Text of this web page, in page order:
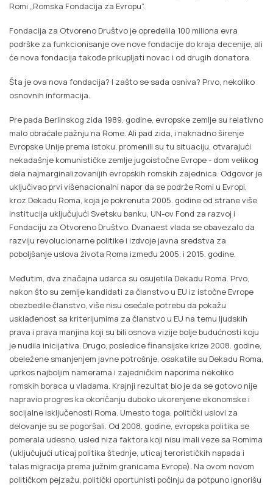
Romi „Romska Fondacija za Evropu”.
Fondacija za Otvoreno Društvo je opredelila 100 miliona evra
podrške za funkcionisanje ove nove fondacije do kraja decenije, ali
će nova fondacija takođe prikupljati novac i od drugih donatora.
Šta je ova nova fondacija? I zašto se sada osniva? Prvo, nekoliko
osnovnih informacija.
Pre pada Berlinskog zida 1989. godine, evropske zemlje su relativno
malo obraćale pažnju na Rome. Ali pad zida, i naknadno širenje
Evropske Unije prema istoku, promenili su tu situaciju, otvarajući
nekadašnje komunističke zemlje jugoistočne Evrope - dom velikog
dela najmarginalizovanijih evropskih romskih zajednica. Odgovor je
uključivao prvi višenacionalni napor da se podrže Romi u Evropi,
kroz Dekadu Roma, koja je pokrenuta 2005. godine od strane više
institucija uključujući Svetsku banku, UN-ov Fond za razvoj i
Fondaciju za Otvoreno Društvo. Dvanaest vlada se obavezalo da
razviju revolucionarne politike i izdvoje javna sredstva za
poboljšanje uslova života Roma između 2005. i 2015. godine.
Međutim, dva značajna udarca su osujetila Dekadu Roma. Prvo,
nakon što su zemlje kandidati za članstvo u EU iz istočne Evrope
obezbedile članstvo, više nisu osećale potrebu da pokažu
usklađenost sa kriterijumima za članstvo u EU na temu ljudskih
prava i prava manjina koji su bili osnova vizije bolje budućnosti koju
je nudila inicijativa. Drugo, posledice finansijske krize 2008. godine,
obeležene smanjenjem javne potrošnje, osakatile su Dekadu Roma,
uprkos najboljim namerama i zajedničkim naporima nekoliko
romskih boraca u vladama. Krajnji rezultat bio je da se gotovo nije
napravio progres ka okončanju duboko ukorenjene ekonomske i
socijalne isključenosti Roma. Umesto toga, politički uslovi za
delovanje su se pogoršali. Od 2008. godine, evropska politika se
pomerala udesno, usled niza faktora koji nisu imali veze sa Romima
(uključujući uticaj politika štednje, uticaj terorističkih napada i
talas migracija prema južnim granicama Evrope). Na ovom novom
političkom pejzažu, politički oportunisti počinju da potpuno ignorišu